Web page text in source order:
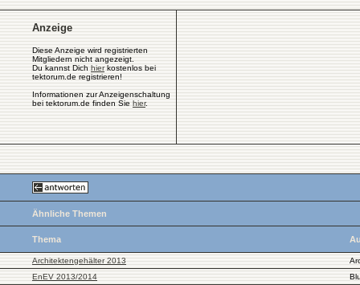
Anzeige
Diese Anzeige wird registrierten
Mitgliedern nicht angezeigt.
Du kannst Dich hierkostenlos bei
tektorum.de registrieren!
Informationen zur Anzeigenschaltung
bei tektorum.de finden Sie hier.
Ähnliche Themen
Thema
Architektengehälter 2013
EnEV 2013/2014